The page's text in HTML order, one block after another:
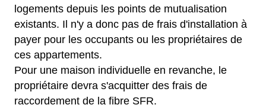
logements depuis les points de mutualisation
existants. Il n'y a donc pas de frais d'installation à
payer pour les occupants ou les propriétaires de
ces appartements.
Pour une maison individuelle en revanche, le
propriétaire devra s'acquitter des frais de
raccordement de la fibre SFR.